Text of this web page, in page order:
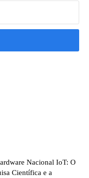
Nacional IoT: O
Científica e a